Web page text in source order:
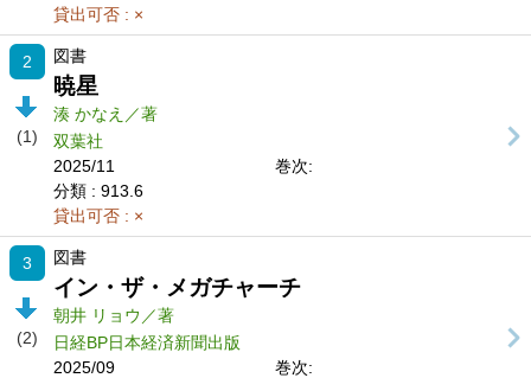
貸出可否 : ×
2
(1)
図書
暁星
湊 かなえ／著
双葉社
2025/11
巻次:
分類 : 913.6
貸出可否 : ×
3
(2)
図書
イン・ザ・メガチャーチ
朝井 リョウ／著
日経BP日本経済新聞出版
2025/09
巻次: